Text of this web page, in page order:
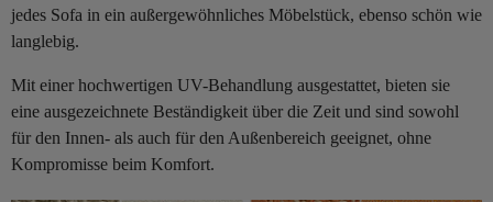
jedes Sofa in ein außergewöhnliches Möbelstück, ebenso schön wie
langlebig.
Mit einer hochwertigen UV-Behandlung ausgestattet, bieten sie
eine ausgezeichnete Beständigkeit über die Zeit und sind sowohl
für den Innen- als auch für den Außenbereich geeignet, ohne
Kompromisse beim Komfort.